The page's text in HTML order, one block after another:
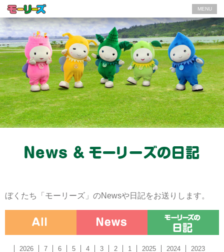
MENU
ぼくたち「モーリーズ」のNewsや日記をお送りします。
2026 7 6 5 4 3 2 1 2025 2024
2023